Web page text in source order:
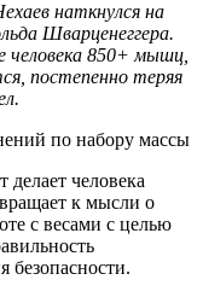
наткнулся на
Шварценеггера.
человека 850+ мышц,
постепенно теряя
делает человека
к мысли о
с весами с целью
безопасности.